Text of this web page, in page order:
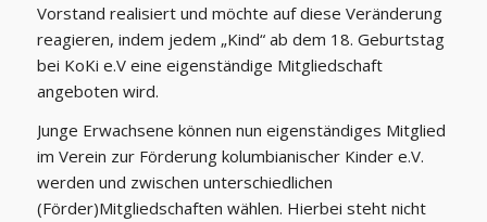
Vorstand realisiert und möchte auf diese Veränderung
reagieren, indem jedem „Kind“ ab dem 18. Geburtstag
bei KoKi e.V eine eigenständige Mitgliedschaft
angeboten wird.
Junge Erwachsene können nun eigenständiges Mitglied
im Verein zur Förderung kolumbianischer Kinder e.V.
werden und zwischen unterschiedlichen
(Förder)Mitgliedschaften wählen. Hierbei steht nicht